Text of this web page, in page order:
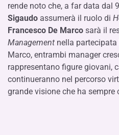
rende noto che, a far data dal
Sigaudo assumerà il ruolo di
Francesco De Marco sarà il
Management nella partecipata
Marco, entrambi manager
rappresentano figure giovani,
continueranno nel percorso
grande visione che ha